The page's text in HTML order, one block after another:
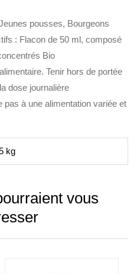
pousses, Bourgeons
: Flacon de 50 ml, composé
Bio
Tenir hors de portée
dose journalière
à une alimentation variée et
kg
vous